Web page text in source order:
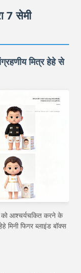
7 सेमी
मित्र हेहे से
को आश्चर्यचकित करने के
फिगर ब्लाइंड बॉक्स